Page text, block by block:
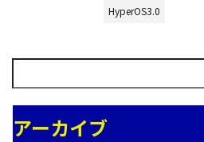
HyperOS3.0
アーカイブ